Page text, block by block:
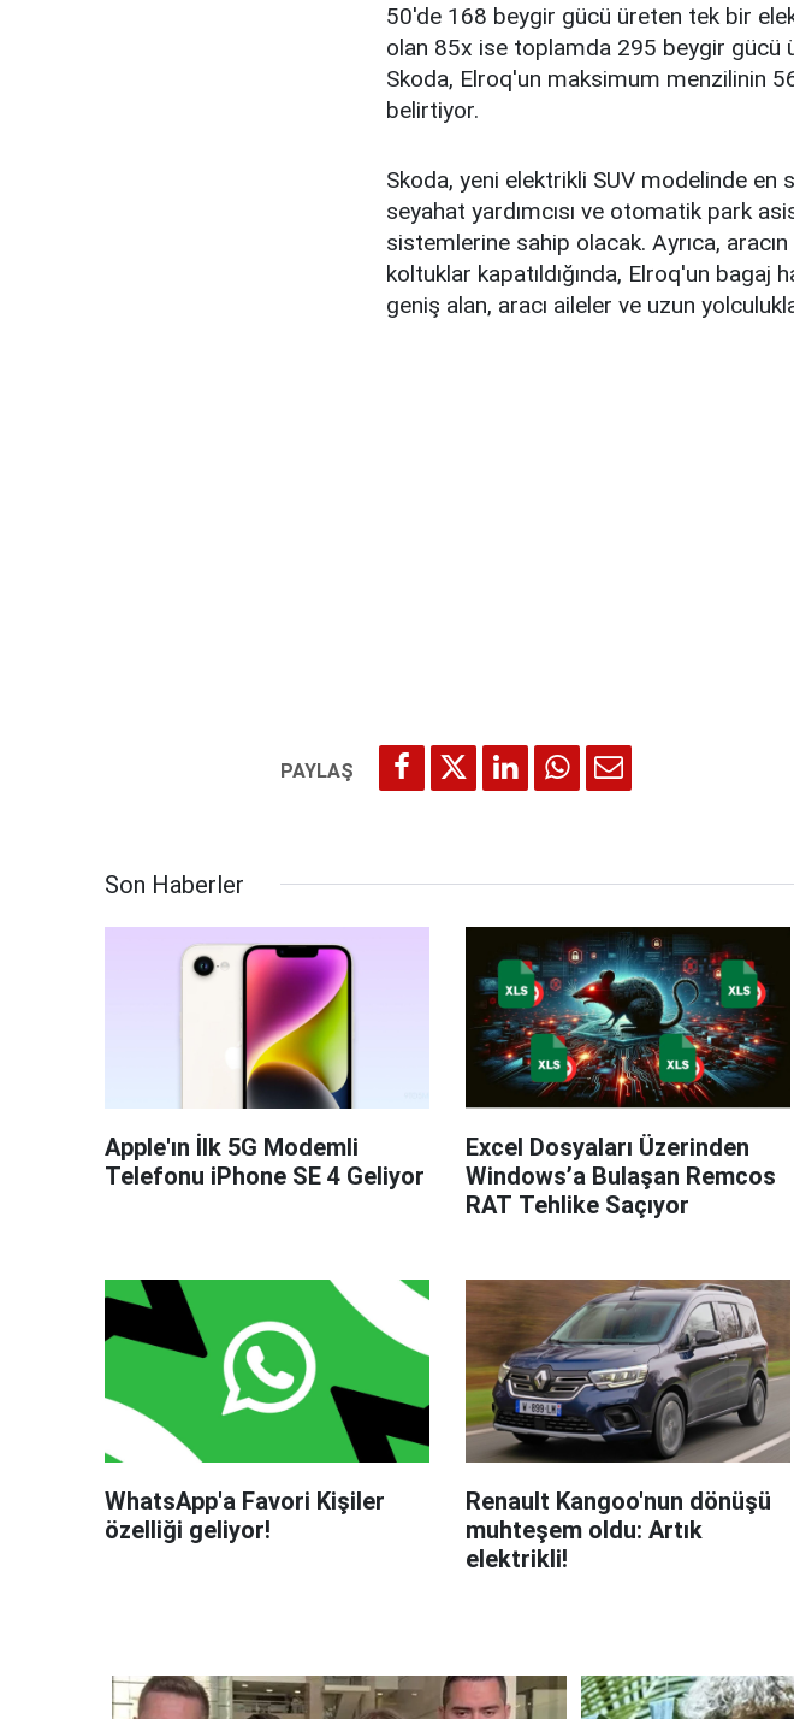
50'de 168 beygir gücü üreten tek bir
olan 85x ise toplamda 295 beygir gücü
Skoda, Elroq'un maksimum menzilinin
belirtiyor.
Skoda, yeni elektrikli SUV modelinde en
seyahat yardımcısı ve otomatik park
sistemlerine sahip olacak. Ayrıca,
koltuklar kapatıldığında, Elroq'un bagaj
geniş alan, aracı aileler ve uzun
Son Haberler
Apple'ın İlk 5G Modemli
Telefonu iPhone SE 4 Geliyor
Excel Dosyaları Üzerinden
Windows’a Bulaşan Remcos
RAT Tehlike Saçıyor
WhatsApp'a Favori Kişiler
özelliği geliyor!
Renault Kangoo'nun dönüşü
muhteşem oldu: Artık
elektrikli!